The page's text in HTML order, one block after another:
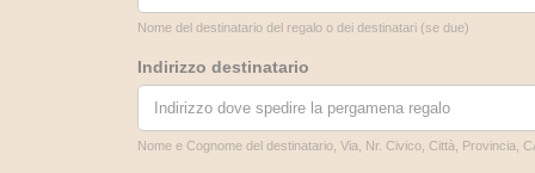
Nome del destinatario del regalo o dei destinatari (se due)
Indirizzo destinatario
Nome e Cognome del destinatario, Via, Nr. Civico, Città, Provincia,